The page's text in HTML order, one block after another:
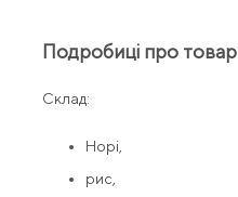
Подробиці про товар
Склад:
Норі,
рис,